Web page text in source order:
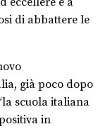
di abbattere le
già poco dopo
scuola italiana
in